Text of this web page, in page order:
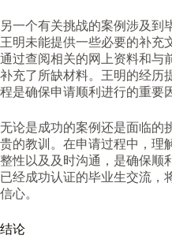
另一个有关挑战的案例涉及到
王明未能提供一些必要的补充
通过查阅相关的网上资料和与
补充了所缺材料。王明的经历
程是确保申请顺利进行的重要
无论是成功的案例还是面临的
贵的教训。在申请过程中，理
整性以及及时沟通，是确保顺
已经成功认证的毕业生交流，
信心。
结论